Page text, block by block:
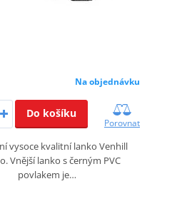
Na objednávku
Do košíku
Porovnat
vysoce kvalitní lanko Venhill
Vnější lanko s černým PVC
povlakem je…